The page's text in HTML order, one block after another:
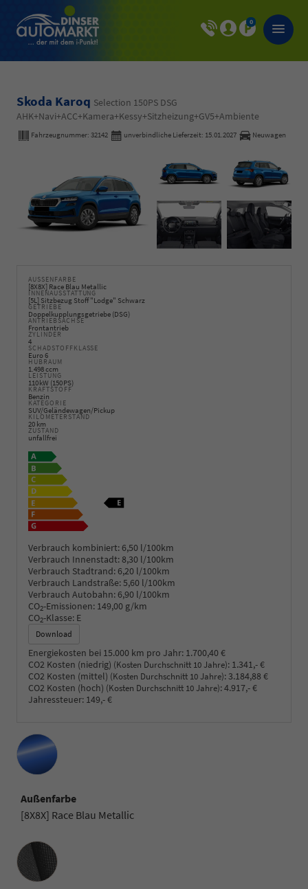
0
Skoda Karoq Selection 150PS DSG
AHK+Navi+ACC+Kamera+Kessy+Sitzheizung+GV5+Ambiente
Fahrzeugnummer: 32142 unverbindliche Lieferzeit: 15.01.2027 Neuwagen
AUSSENFARBE
[8X8X] Race Blau Metallic
INNENAUSSTATTUNG
[5L] Sitzbezug Stoff "Lodge" Schwarz
GETRIEBE
Doppelkupplungsgetriebe (DSG)
ANTRIEBSACHSE
Frontantrieb
ZYLINDER
4
SCHADSTOFFKLASSE
Euro 6
HUBRAUM
1.498 ccm
LEISTUNG
110 kW (150 PS)
KRAFTSTOFF
Benzin
KATEGORIE
SUV/Geländewagen/Pickup
KILOMETERSTAND
20 km
ZUSTAND
unfallfrei
Verbrauch kombiniert: 6,50 l/100km
Verbrauch Innenstadt:8,30 l/100km
Verbrauch Stadtrand: 6,20 l/100km
Verbrauch Landstraße:5,60 l/100km
Verbrauch Autobahn: 6,90 l/100km
CO2-Emissionen: 149,00 g/km
CO2-Klasse: E
Download
Energiekosten bei 15.000 km pro Jahr: 1.700,40 €
CO2 Kosten (niedrig) (Kosten Durchschnitt 10 Jahre): 1.341,- €
CO2 Kosten (mittel) (Kosten Durchschnitt 10 Jahre):3.184,88 €
CO2 Kosten (hoch) (Kosten Durchschnitt 10 Jahre):4.917,- €
Jahressteuer: 149,- €
Außenfarbe
[8X8X] Race Blau Metallic
Innenausstattung